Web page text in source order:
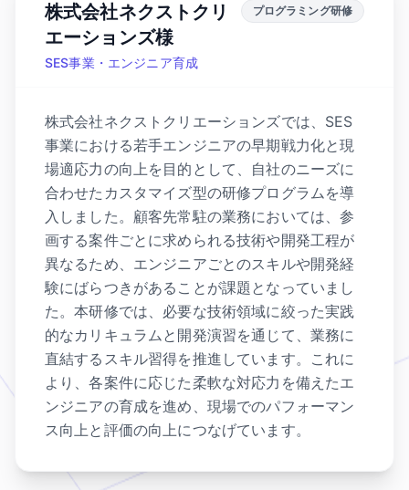
株式会社ネクストクリ
エーションズ様
SES事業・エンジニア育成
プログラミング研修
株式会社ネクストクリエーションズでは、SES
事業における若手エンジニアの早期戦力化と現
場適応力の向上を目的として、自社のニーズに
合わせたカスタマイズ型の研修プログラムを導
入しました。顧客先常駐の業務においては、参
画する案件ごとに求められる技術や開発工程が
異なるため、エンジニアごとのスキルや開発経
験にばらつきがあることが課題となっていまし
た。本研修では、必要な技術領域に絞った実践
的なカリキュラムと開発演習を通じて、業務に
直結するスキル習得を推進しています。これに
より、各案件に応じた柔軟な対応力を備えたエ
ンジニアの育成を進め、現場でのパフォーマン
ス向上と評価の向上につなげています。